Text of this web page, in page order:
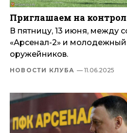
Приглашаем на
В пятницу, 13 июня, между
«Арсенал-2» и молодежный
оружейников.
НОВОСТИ КЛУБА — 11.06.2025